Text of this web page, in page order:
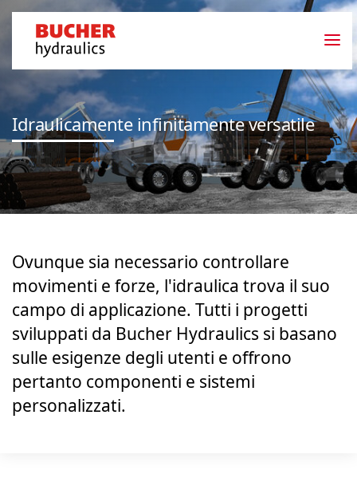
Idraulicamente infinitamente versatile
Ovunque sia necessario controllare
movimenti e forze, l'idraulica trova il suo
campo di applicazione. Tutti i progetti
sviluppati da Bucher Hydraulics si basano
sulle esigenze degli utenti e offrono
pertanto componenti e sistemi
personalizzati.